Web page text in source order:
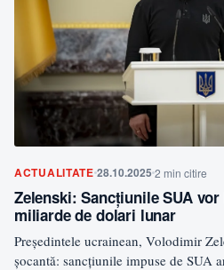
ACTUALITATE 28.10.2025 2 min citire
Zelenski: Sancțiunile SUA
miliarde de dolari lunar
Președintele ucrainean, Volodimir
șocantă: sancțiunile impuse de SUA